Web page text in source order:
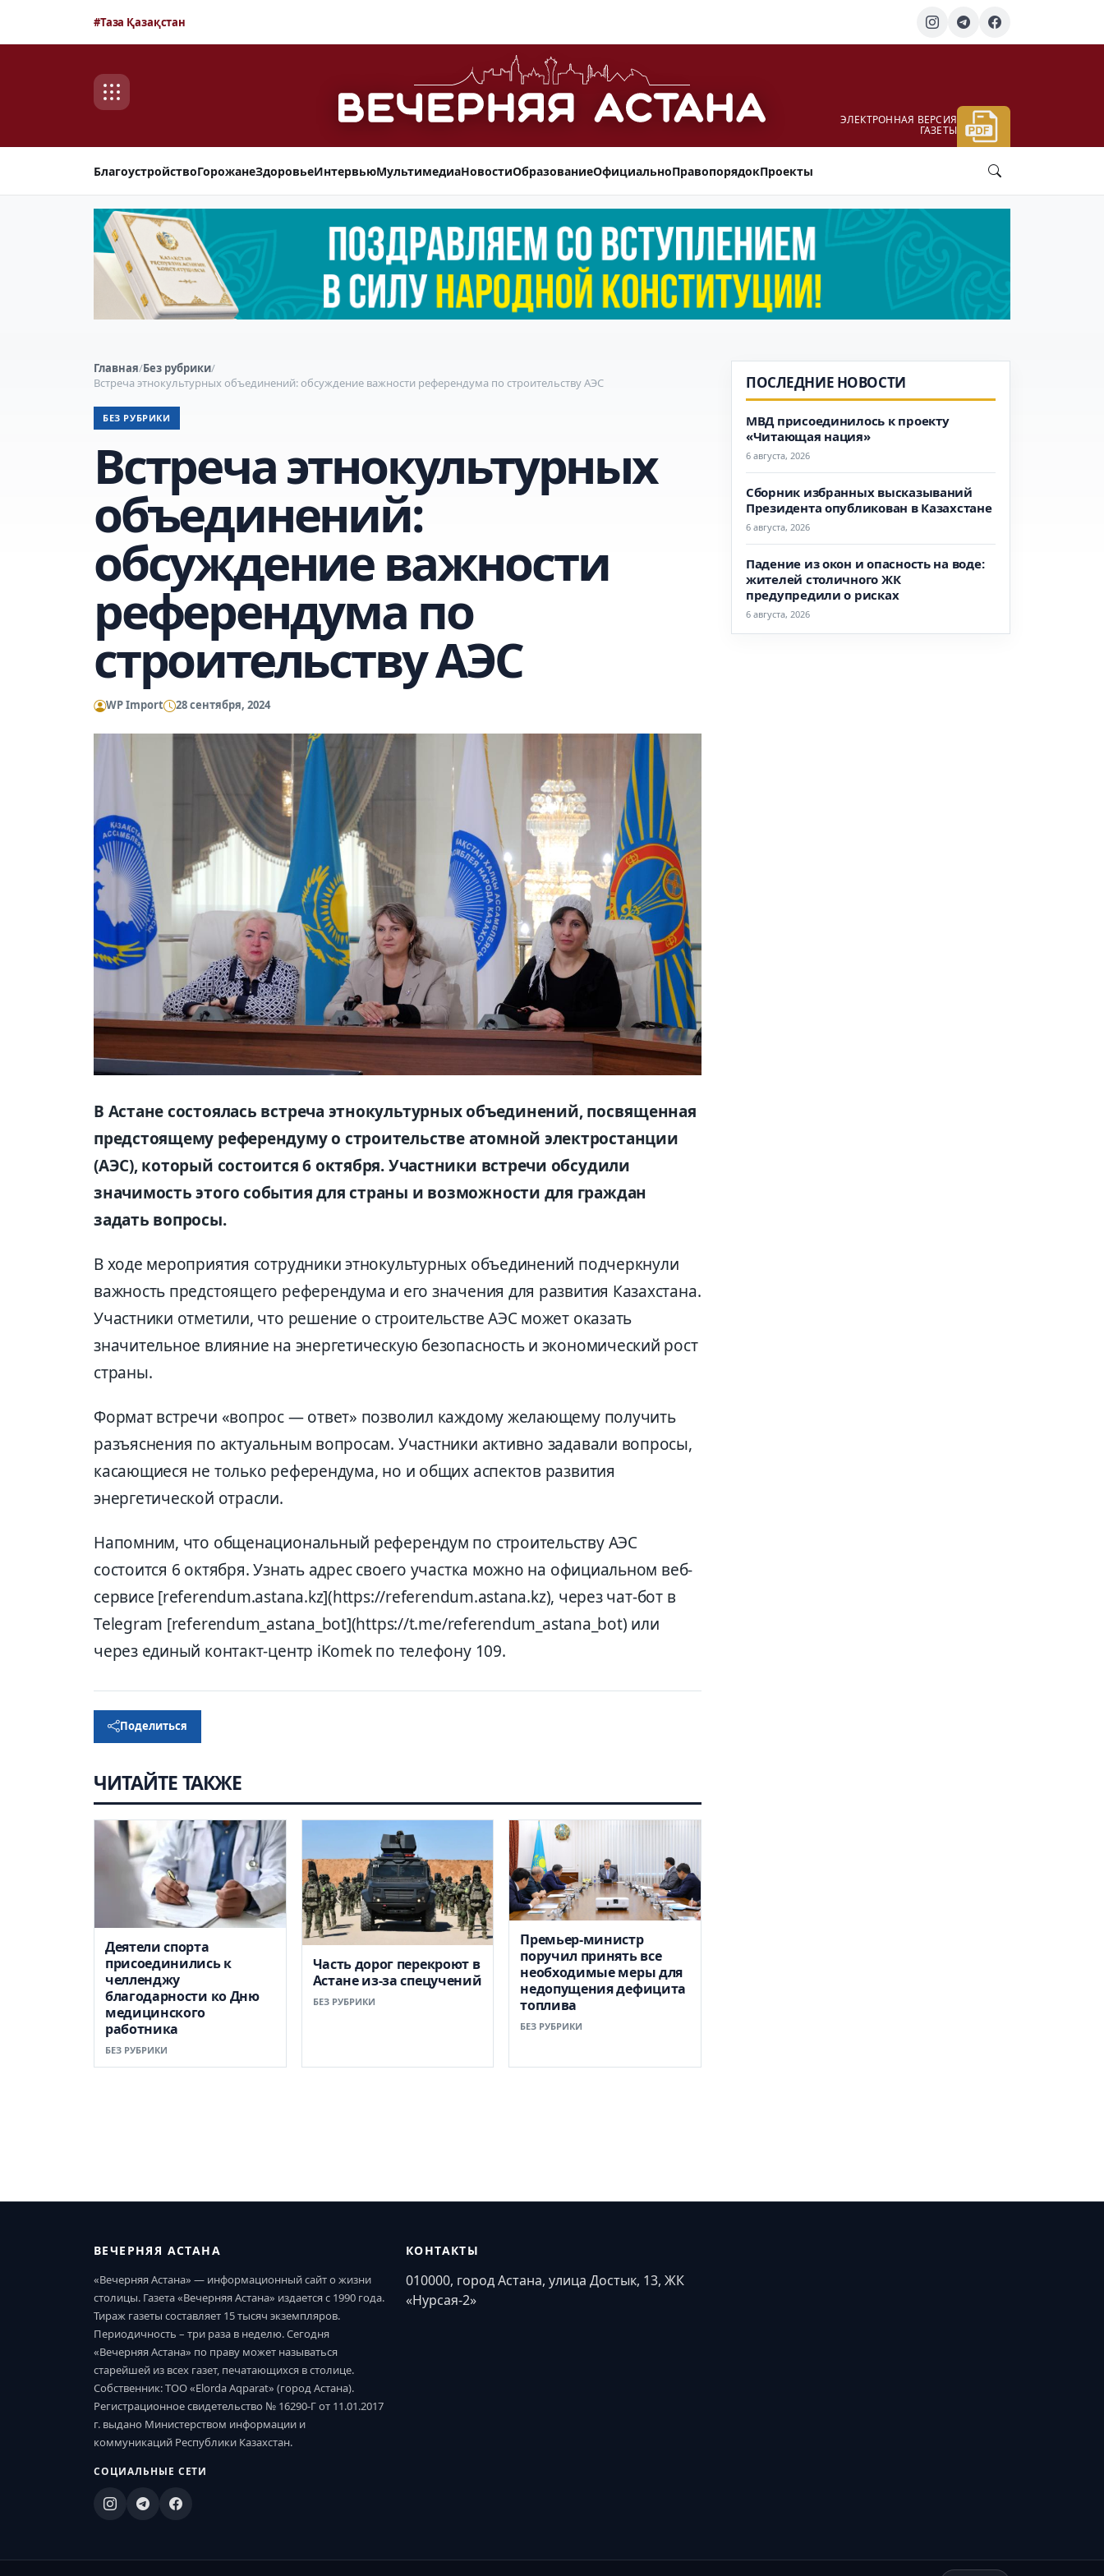
#Таза Қазақстан
ЭЛЕКТРОННАЯ ВЕРСИЯ
ГАЗЕТЫ
БлагоустройствоГорожанеЗдоровьеИнтервьюМультимедиаНовостиОбразованиеОфициальноПравопорядокПроекты
Главная/Без рубрики/
Встреча этнокультурных объединений: обсуждение важности референдума по строительству АЭС
БЕЗ РУБРИКИ
Встреча этнокультурных
объединений:
обсуждение важности
референдума по
строительству АЭС
WP Import 28 сентября, 2024
В Астане состоялась встреча этнокультурных объединений, посвященная
предстоящему референдуму о строительстве атомной электростанции
(АЭС), который состоится 6 октября. Участники встречи обсудили
значимость этого события для страны и возможности для граждан
задать вопросы.
В ходе мероприятия сотрудники этнокультурных объединений подчеркнули
важность предстоящего референдума и его значения для развития Казахстана.
Участники отметили, что решение о строительстве АЭС может оказать
значительное влияние на энергетическую безопасность и экономический рост
страны.
Формат встречи «вопрос — ответ» позволил каждому желающему получить
разъяснения по актуальным вопросам. Участники активно задавали вопросы,
касающиеся не только референдума, но и общих аспектов развития
энергетической отрасли.
Напомним, что общенациональный референдум по строительству АЭС
состоится 6 октября. Узнать адрес своего участка можно на официальном веб-
сервисе [referendum.astana.kz](https://referendum.astana.kz), через чат-бот в
Telegram [referendum_astana_bot](https://t.me/referendum_astana_bot) или
через единый контакт-центр iKomek по телефону 109.
Поделиться
ЧИТАЙТЕ ТАКЖЕ
Деятели спорта
присоединились к
челленджу
благодарности ко Дню
медицинского
работника
БЕЗ РУБРИКИ
Часть дорог перекроют в
Астане из-за спецучений
БЕЗ РУБРИКИ
Премьер-министр
поручил принять все
необходимые меры для
недопущения дефицита
топлива
БЕЗ РУБРИКИ
ПОСЛЕДНИЕ НОВОСТИ
МВД присоединилось к проекту
«Читающая нация»
6 августа, 2026
Сборник избранных высказываний
Президента опубликован в Казахстане
6 августа, 2026
Падение из окон и опасность на воде:
жителей столичного ЖК
предупредили о рисках
6 августа, 2026
ВЕЧЕРНЯЯ АСТАНА
«Вечерняя Астана» — информационный сайт о жизни
столицы. Газета «Вечерняя Астана» издается с 1990 года.
Тираж газеты составляет 15 тысяч экземпляров.
Периодичность – три раза в неделю. Сегодня
«Вечерняя Астана» по праву может называться
старейшей из всех газет, печатающихся в столице.
Собственник: ТОО «Elorda Aqparat» (город Астана).
Регистрационное свидетельство № 16290-Г от 11.01.2017
г. выдано Министерством информации и
коммуникаций Республики Казахстан.
СОЦИАЛЬНЫЕ СЕТИ
КОНТАКТЫ
010000, город Астана, улица Достык, 13, ЖК
«Нурсая-2»